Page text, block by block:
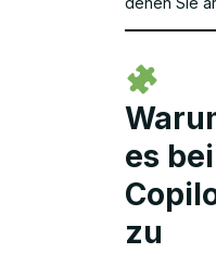
es bei
zu